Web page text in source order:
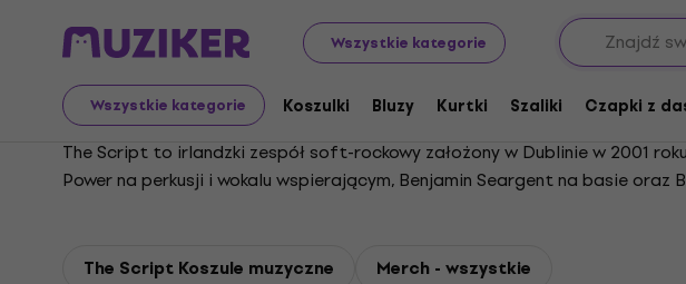
Wszystkie kategorie
Wszystkie kategorie Koszulki Bluzy Kurtki Szaliki Czapki z
The Script
The Script to irlandzki zespół soft-rockowy założony w Dublinie w 2001
Power na perkusji i wokalu wspierającym, Benjamin Seargent na basie oraz
Can't Be Moved” i „Breakeven”. Kolejne albumy, w tym „Science and
The Script Koszule muzyczne Merch - wszystkie